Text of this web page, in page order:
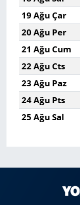
19 Ağu Çar
20 Ağu Per
21 Ağu Cum
22 Ağu Cts
23 Ağu Paz
24 Ağu Pts
25 Ağu Sal